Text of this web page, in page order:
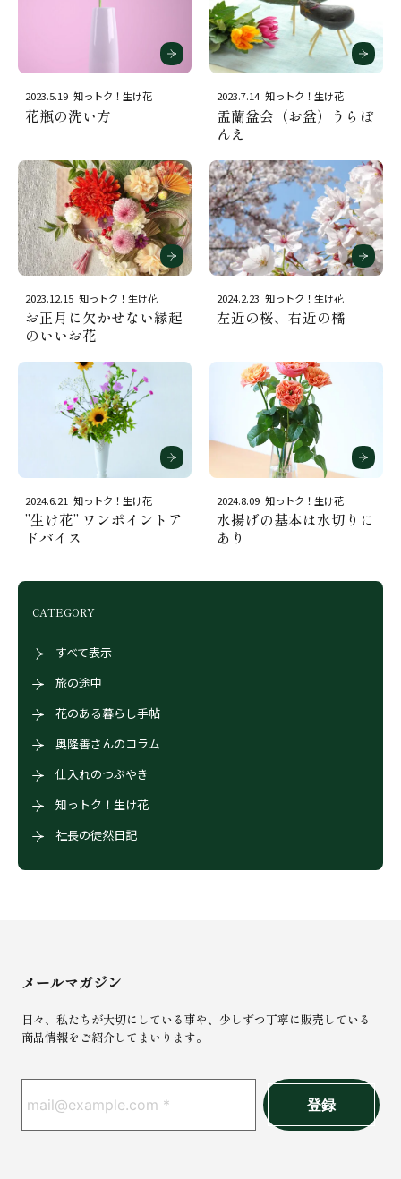
2023.5.19 知っトク！生け花
花瓶の洗い方
2023.7.14 知っトク！生け花
盂蘭盆会（お盆）うらぼ
んえ
2023.12.15 知っトク！生け花
お正月に欠かせない縁起
のいいお花
2024.2.23 知っトク！生け花
左近の桜、右近の橘
2024.6.21 知っトク！生け花
”生け花” ワンポイントア
ドバイス
2024.8.09 知っトク！生け花
水揚げの基本は水切りに
あり
CATEGORY
すべて表示
旅の途中
花のある暮らし手帖
奥隆善さんのコラム
仕入れのつぶやき
知っトク！生け花
社長の徒然日記
メールマガジン
日々、私たちが大切にしている事や、少しずつ丁寧に販売している
商品情報をご紹介してまいります。